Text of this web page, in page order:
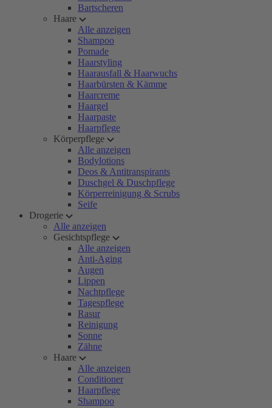
Bartscheren
Haare
Alle anzeigen
Shampoo
Pomade
Haarstyling
Haarausfall & Haarwuchs
Haarbürsten & Kämme
Haarcreme
Haargel
Haarpaste
Haarpflege
Körperpflege
Alle anzeigen
Bodylotions
Deos & Antitranspirants
Duschgel & Duschpflege
Körperreinigung & Scrubs
Seife
Drogerie
Alle anzeigen
Gesichtspflege
Alle anzeigen
Anti-Aging
Augen
Lippen
Nachtpflege
Tagespflege
Rasur
Reinigung
Sonne
Zähne
Haare
Alle anzeigen
Conditioner
Haarpflege
Shampoo